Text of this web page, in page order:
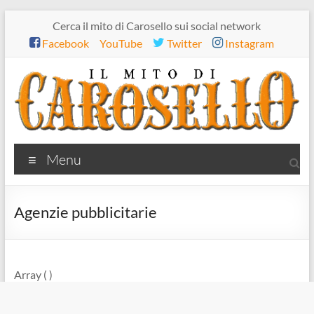
contenuto
Cerca il mito di Carosello sui social network
Facebook
YouTube Twitter Instagram
Il
mito
di
Carosello
Menu
Agenzie pubblicitarie
Array ( )